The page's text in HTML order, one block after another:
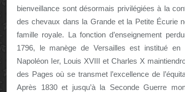
bienveillance sont désormais privilégiées à la
des chevaux dans la Grande et la Petite Écurie
famille royale. La fonction d’enseignement
1796, le manège de Versailles est institué en
Napoléon Ier, Louis XVIII et Charles X
des Pages où se transmet l’excellence de
Après 1830 et jusqu’à la Seconde Guerre